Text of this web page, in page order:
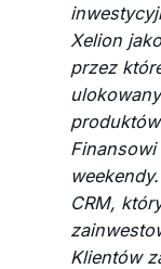
Xelion
przez
CRM,
Klientów